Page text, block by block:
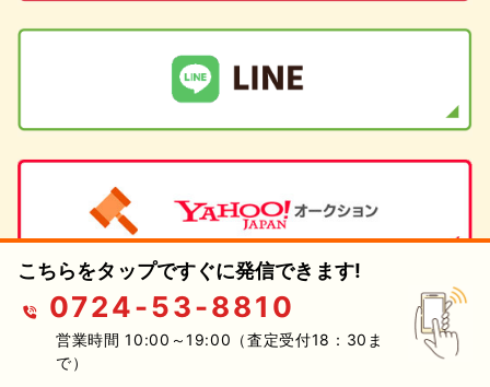
こちらをタップですぐに発信できます!
0724-53-8810
営業時間 10:00～19:00（査定受付18：30ま
で）